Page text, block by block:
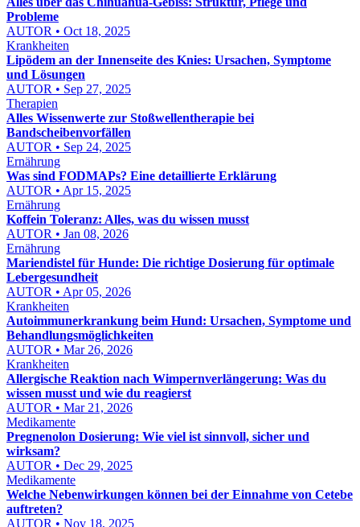
Probleme
AUTOR • Oct 18, 2025
Krankheiten
Lipödem an der Innenseite des Knies: Ursachen, Symptome
und Lösungen
AUTOR • Sep 27, 2025
Therapien
Alles Wissenwerte zur Stoßwellentherapie bei
Bandscheibenvorfällen
AUTOR • Sep 24, 2025
Ernährung
Was sind FODMAPs? Eine detaillierte Erklärung
AUTOR • Apr 15, 2025
Ernährung
Koffein Toleranz: Alles, was du wissen musst
AUTOR • Jan 08, 2026
Ernährung
Mariendistel für Hunde: Die richtige Dosierung für optimale
Lebergesundheit
AUTOR • Apr 05, 2026
Krankheiten
Autoimmunerkrankung beim Hund: Ursachen, Symptome und
Behandlungsmöglichkeiten
AUTOR • Mar 26, 2026
Krankheiten
Allergische Reaktion nach Wimpernverlängerung: Was du
wissen musst und wie du reagierst
AUTOR • Mar 21, 2026
Medikamente
Pregnenolon Dosierung: Wie viel ist sinnvoll, sicher und
wirksam?
AUTOR • Dec 29, 2025
Medikamente
Welche Nebenwirkungen können bei der Einnahme von Cetebe
auftreten?
AUTOR • Nov 18, 2025